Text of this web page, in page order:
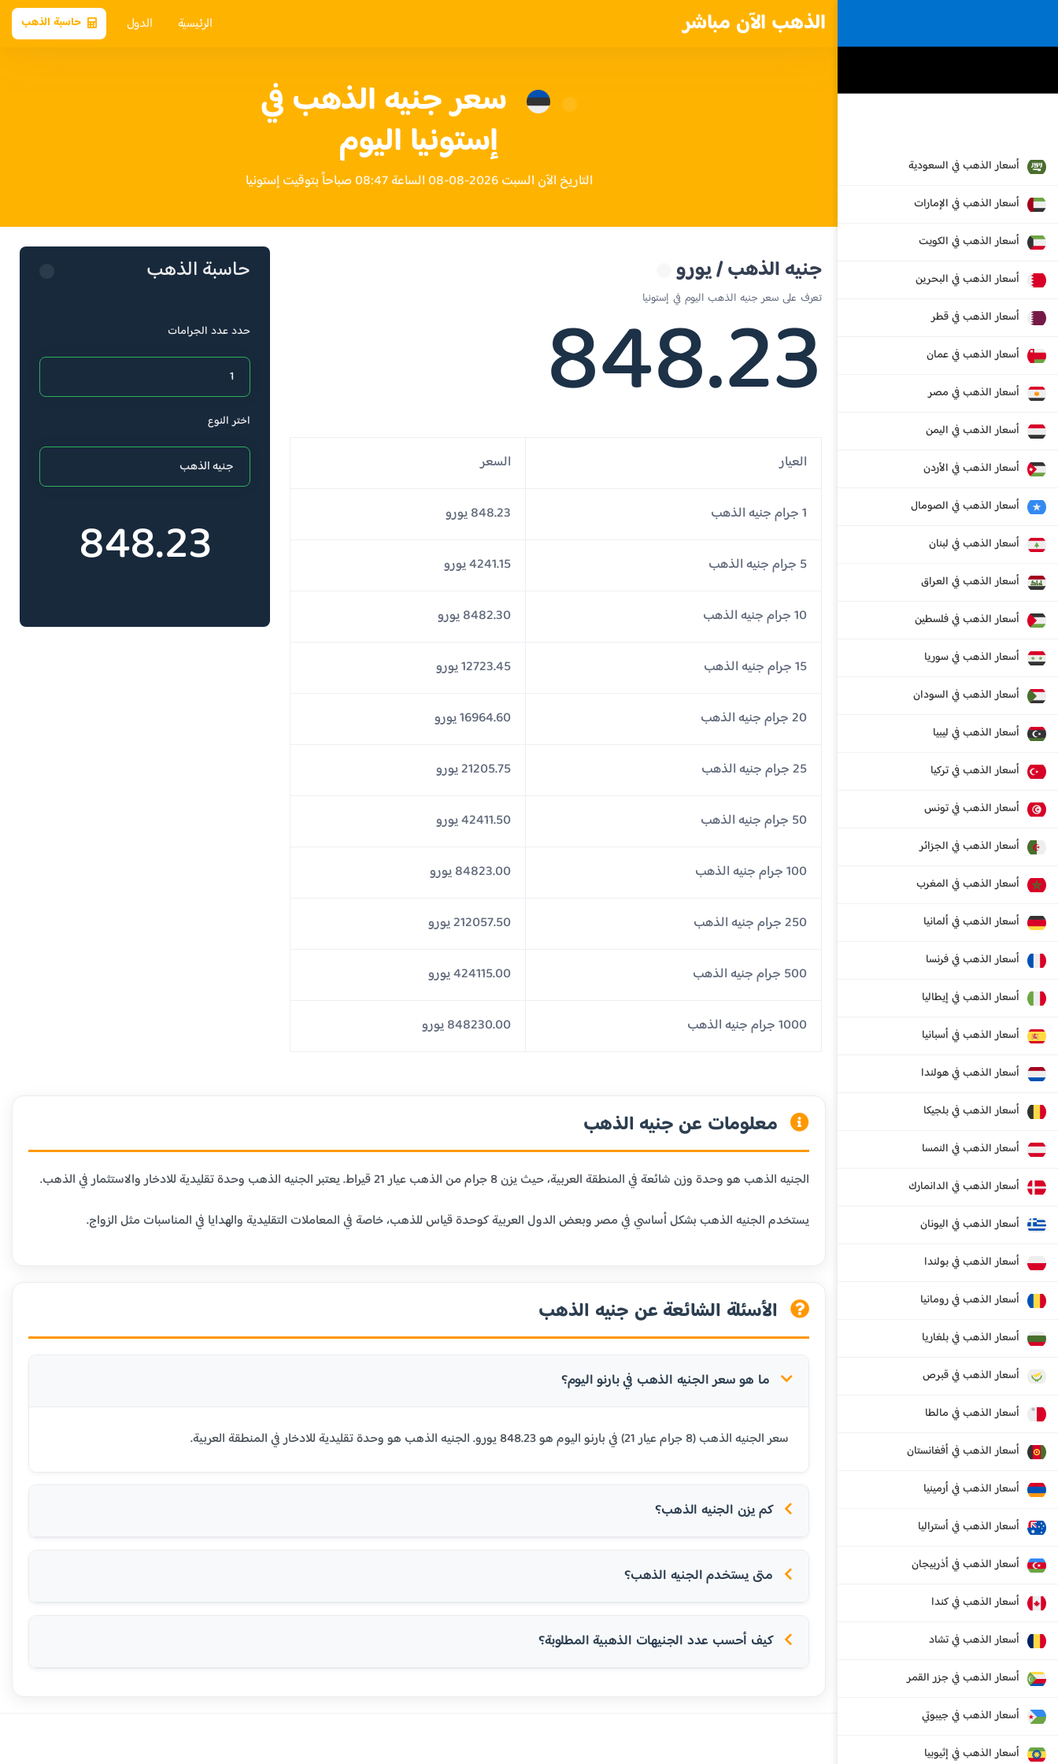
الذهب الآن مباشر الرئيسية الدول حاسبة الذهب
أسعار الذهب في السعودية
أسعار الذهب في الإمارات
أسعار الذهب في الكويت
أسعار الذهب في البحرين
أسعار الذهب في قطر
أسعار الذهب في عمان
أسعار الذهب في مصر
أسعار الذهب في اليمن
أسعار الذهب في الأردن
أسعار الذهب في الصومال
أسعار الذهب في لبنان
أسعار الذهب في العراق
أسعار الذهب في فلسطين
أسعار الذهب في سوريا
أسعار الذهب في السودان
أسعار الذهب في ليبيا
أسعار الذهب في تركيا
أسعار الذهب في تونس
أسعار الذهب في الجزائر
أسعار الذهب في المغرب
أسعار الذهب في ألمانيا
أسعار الذهب في فرنسا
أسعار الذهب في إيطاليا
أسعار الذهب في أسبانيا
أسعار الذهب في هولندا
أسعار الذهب في بلجيكا
أسعار الذهب في النمسا
أسعار الذهب في الدانمارك
أسعار الذهب في اليونان
أسعار الذهب في بولندا
أسعار الذهب في رومانيا
أسعار الذهب في بلغاريا
أسعار الذهب في قبرص
أسعار الذهب في مالطا
أسعار الذهب في أفغانستان
أسعار الذهب في أرمينيا
أسعار الذهب في أستراليا
أسعار الذهب في أذربيجان
أسعار الذهب في كندا
أسعار الذهب في تشاد
أسعار الذهب في جزر القمر
أسعار الذهب في جيبوتي
أسعار الذهب في إثيوبيا
سعر جنيه الذهب في
إستونيا اليوم
التاريخ الآن السبت 2026-08-08 الساعة 08:47 صباحاً بتوقيت إستونيا
جنيه الذهب / يورو
تعرف على سعر جنيه الذهب اليوم في إستونيا
848.23
العيار السعر
1 جرام جنيه الذهب 848.23 يورو
5 جرام جنيه الذهب 4241.15 يورو
10 جرام جنيه الذهب 8482.30 يورو
15 جرام جنيه الذهب 12723.45 يورو
20 جرام جنيه الذهب 16964.60 يورو
25 جرام جنيه الذهب 21205.75 يورو
50 جرام جنيه الذهب 42411.50 يورو
100 جرام جنيه الذهب 84823.00 يورو
250 جرام جنيه الذهب 212057.50 يورو
500 جرام جنيه الذهب 424115.00 يورو
1000 جرام جنيه الذهب 848230.00 يورو
حاسبة الذهب
حدد عدد الجرامات
اختر النوع
848.23
معلومات عن جنيه الذهب
الجنيه الذهب هو وحدة وزن شائعة في المنطقة العربية، حيث يزن 8 جرام من الذهب عيار 21 قيراط. يعتبر الجنيه الذهب وحدة تقليدية للادخار والاستثمار في الذهب.
يستخدم الجنيه الذهب بشكل أساسي في مصر وبعض الدول العربية كوحدة قياس للذهب، خاصة في المعاملات التقليدية والهدايا في المناسبات مثل الزواج.
الأسئلة الشائعة عن جنيه الذهب
ما هو سعر الجنيه الذهب في بارنو اليوم؟
سعر الجنيه الذهب (8 جرام عيار 21) في بارنو اليوم هو 848.23 يورو. الجنيه الذهب هو وحدة تقليدية للادخار في المنطقة العربية.
كم يزن الجنيه الذهب؟
متى يستخدم الجنيه الذهب؟
كيف أحسب عدد الجنيهات الذهبية المطلوبة؟